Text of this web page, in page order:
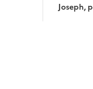
Joseph,